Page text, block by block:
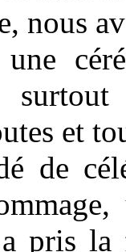
nous
et
de
pris la